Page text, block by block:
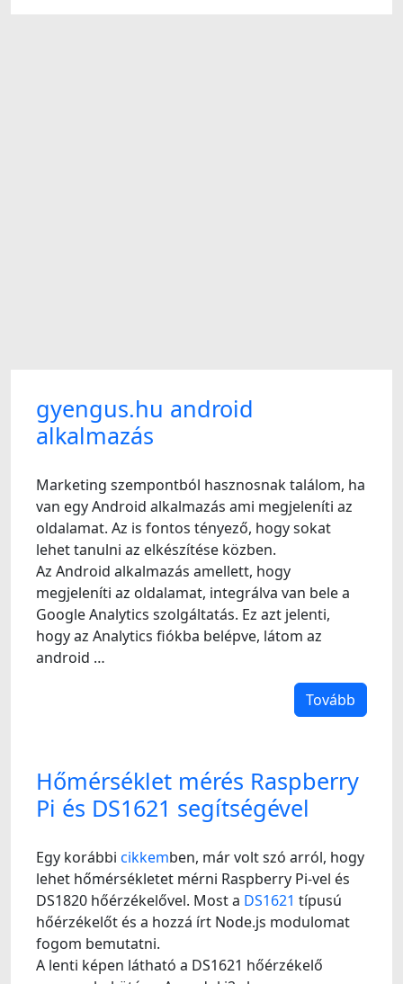
gyengus.hu android
alkalmazás
Marketing szempontból hasznosnak találom, ha
van egy Android alkalmazás ami megjeleníti az
oldalamat. Az is fontos tényező, hogy sokat
lehet tanulni az elkészítése közben.
Az Android alkalmazás amellett, hogy
megjeleníti az oldalamat, integrálva van bele a
Google Analytics szolgáltatás. Ez azt jelenti,
hogy az Analytics fiókba belépve, látom az
android …
Tovább
Hőmérséklet mérés Raspberry
Pi és DS1621 segítségével
Egy korábbi cikkemben, már volt szó arról, hogy
lehet hőmérsékletet mérni Raspberry Pi-vel és
DS1820 hőérzékelővel. Most a DS1621 típusú
hőérzékelőt és a hozzá írt Node.js modulomat
fogom bemutatni.
A lenti képen látható a DS1621 hőérzékelő